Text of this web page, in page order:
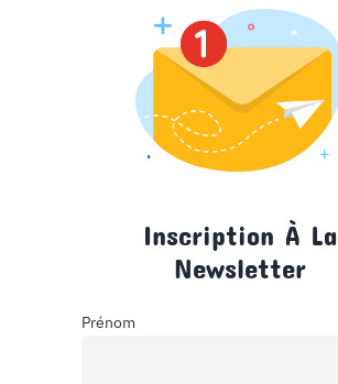
Inscription À La
Newsletter
Prénom